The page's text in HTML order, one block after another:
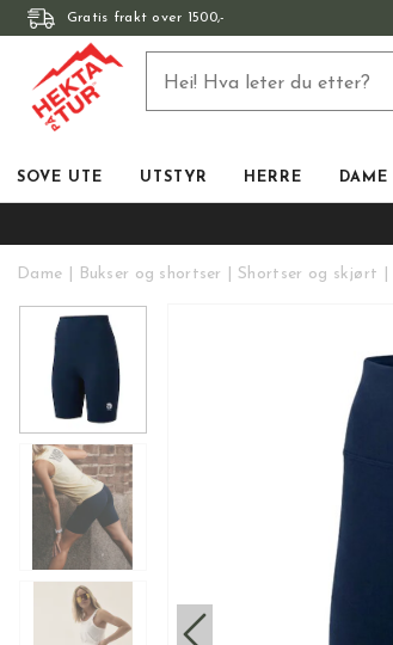
Gratis frakt over 1500,-
SOVE UTE UTSTYR HERRE DAME
Dame Bukser og shortser Shortser og skjørt